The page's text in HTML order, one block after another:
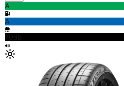
A
A
70db